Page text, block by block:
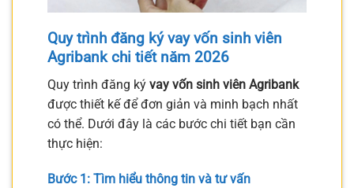
Quy trình đăng ký vay vốn sinh viên
Agribank chi tiết năm 2026
Quy trình đăng ký vay vốn sinh viên Agribank
được thiết kế để đơn giản và minh bạch nhất
có thể. Dưới đây là các bước chi tiết bạn cần
thực hiện:
Bước 1: Tìm hiểu thông tin và tư vấn